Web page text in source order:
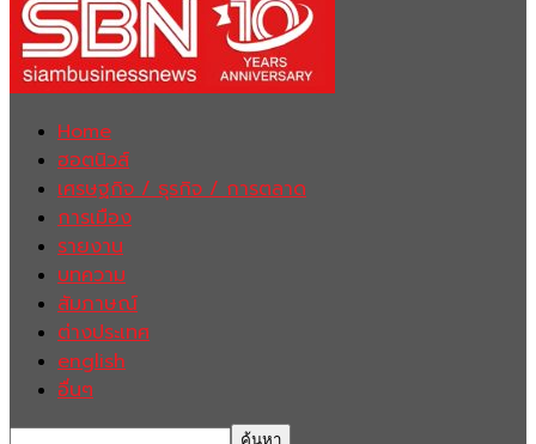
Home
ฮอตนิวส์
เศรษฐกิจ / ธุรกิจ / การตลาด
การเมือง
รายงาน
บทความ
สัมภาษณ์
ต่างประเทศ
english
อื่นๆ